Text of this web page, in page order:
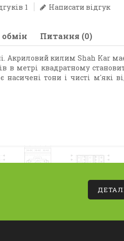
1 Написати відгук
Питання (0)
килим Shah Kar
в метрі квадратному
насичені тони і чисті